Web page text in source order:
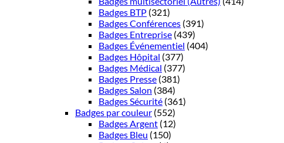
Badges BTP (321)
Badges Conférences (391)
Badges Entreprise (439)
Badges Événementiel (404)
Badges Hôpital (377)
Badges Médical (377)
Badges Presse (381)
Badges Salon (384)
Badges Sécurité (361)
Badges par couleur (552)
Badges Argent (12)
Badges Bleu (150)